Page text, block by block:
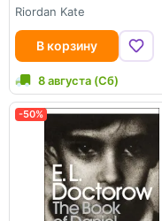
Riordan Kate
В корзину
8 августа (Сб)
-50%